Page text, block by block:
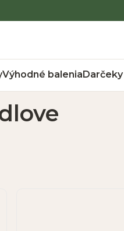
Výhodné baleniaDarčeky